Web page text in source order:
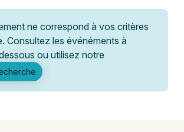
ne correspond à vos critères
Consultez les événéments à
ou utilisez notre
Ce week-end Autre